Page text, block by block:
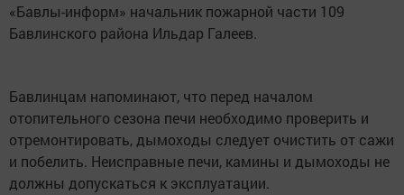
«Бавлы-информ» начальник пожарной части 109
Бавлинского района Ильдар Галеев.
Бавлинцам напоминают, что перед началом
отопительного сезона печи необходимо проверить и
отремонтировать, дымоходы следует очистить от сажи
и побелить. Неисправные печи, камины и дымоходы не
должны допускаться к эксплуатации.